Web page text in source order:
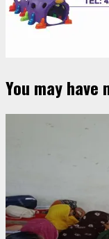
You may have